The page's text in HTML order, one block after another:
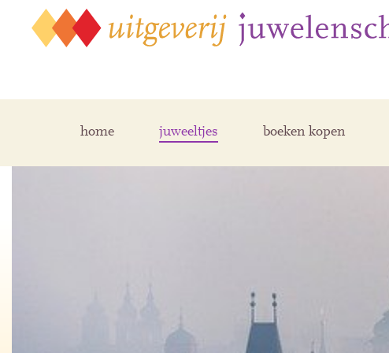
home juweeltjes boeken kopen